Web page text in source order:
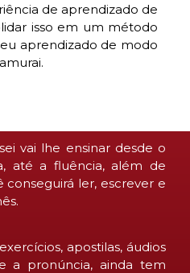
de aprendizado de
isso em um método
aprendizado de modo
vai lhe ensinar desde o
até a fluência, além de
conseguirá ler, escrever e
apostilas, áudios
a pronúncia, ainda tem